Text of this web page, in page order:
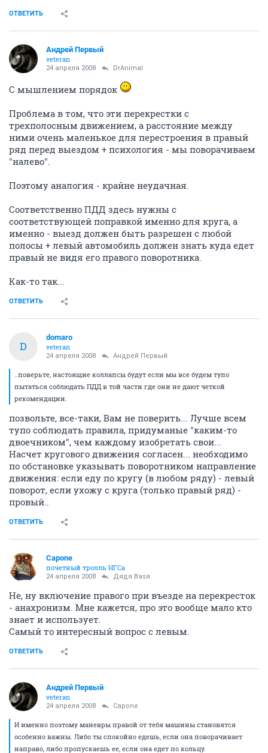
ОТВЕТИТЬ
Андрей Первый
veteran
24 апреля 2008 DrAnimal
С мышлением порядок
Проблема в том, что эти перекрестки с
трехполосным движением, а расстояние между
ними очень маленькое для перестроения в правый
ряд перед выездом + психология - мы поворачиваем
"налево".
Поэтому аналогия - крайне неудачная.
Соответственно ПДД здесь нужны с
соответствующей поправкой именно для круга, а
именно - выезд должен быть разрешен с любой
полосы + левый автомобиль должен знать куда едет
правый не видя его правого поворотника.
Как-то так...
ОТВЕТИТЬ
D
domaro
veteran
24 апреля 2008 Андрей Первый
..поверьте, настоящие коллапсы будут если мы все будем тупо
пытаться соблюдать ПДД в той части где они не дают четкой
рекомендации.
позвольте, все-таки, Вам не поверить... Лучше всем
тупо соблюдать правила, придуманые "каким-то
двоечником", чем каждому изобретать свои...
Насчет кругового движения согласен... необходимо
по обстановке указывать поворотником направление
движения: если еду по кругу (в любом ряду) - левый
поворот, если ухожу с круга (только правый ряд) -
провый..
ОТВЕТИТЬ
Capone
почетный тролль НГСа
24 апреля 2008 Дядя Ваsя
Не, ну включение правого при въезде на перекресток
- анахронизм. Мне кажется, про это вообще мало кто
знает и использует.
Самый то интересный вопрос с левым.
ОТВЕТИТЬ
Андрей Первый
veteran
24 апреля 2008 Capone
И именно поэтому маневры правой от тебя машины становятся
особенно важны. Либо ты спокойно едешь, если она поворачивает
направо, либо пропускаешь ее, если она едет по кольцу.